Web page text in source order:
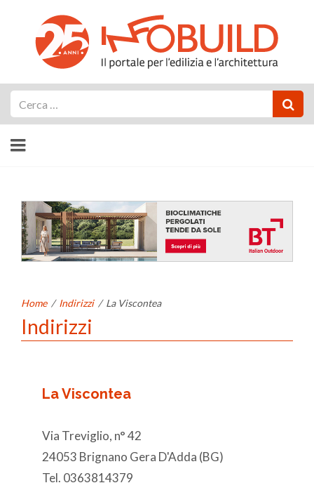
Home / Indirizzi / La Viscontea
Indirizzi
La Viscontea
Via Treviglio, n° 42
24053 Brignano Gera D'Adda (BG)
Tel. 0363814379